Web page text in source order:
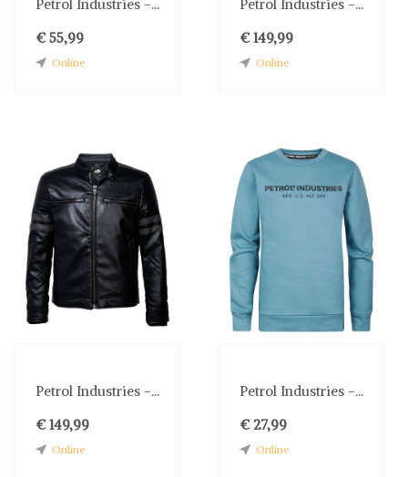
Petrol Industries -...
€ 55,99
Online
Petrol Industries -...
€ 149,99
Online
Petrol Industries -...
€ 149,99
Online
Petrol Industries -...
€ 27,99
Online